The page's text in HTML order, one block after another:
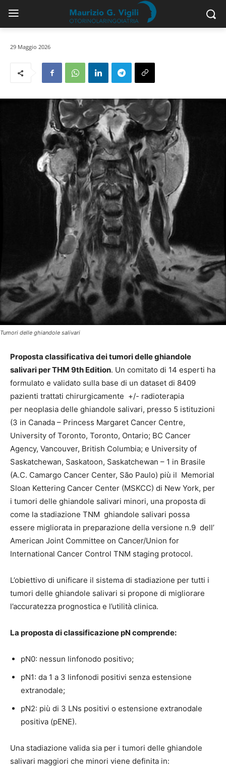
29 Maggio 2026
Tumori delle ghiandole salivari
Proposta classificativa dei tumori delle ghiandole
salivari per THM 9th Edition. Un comitato di 14 esperti ha
formulato e validato sulla base di un dataset di 8409
pazienti trattati chirurgicamente +/- radioterapia
per neoplasia delle ghiandole salivari, presso 5 istituzioni
(3 in Canada – Princess Margaret Cancer Centre,
University of Toronto, Toronto, Ontario; BC Cancer
Agency, Vancouver, British Columbia; e University of
Saskatchewan, Saskatoon, Saskatchewan – 1 in Brasile
(A.C. Camargo Cancer Center, São Paulo) più il Memorial
Sloan Kettering Cancer Center (MSKCC) di New York, per
i tumori delle ghiandole salivari minori, una proposta di
come la stadiazione TNM ghiandole salivari possa
essere migliorata in preparazione della versione n.9 dell’
American Joint Committee on Cancer/Union for
International Cancer Control TNM staging protocol.
L’obiettivo di unificare il sistema di stadiazione per tutti i
tumori delle ghiandole salivari si propone di migliorare
l’accuratezza prognostica e l’utilità clinica.
La proposta di classificazione pN comprende:
pN0: nessun linfonodo positivo;
pN1: da 1 a 3 linfonodi positivi senza estensione
extranodale;
pN2: più di 3 LNs positivi o estensione extranodale
positiva (pENE).
Una stadiazione valida sia per i tumori delle ghiandole
salivari maggiori che minori viene definita in: